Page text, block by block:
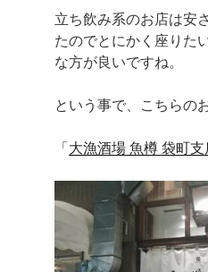
立ち飲み系のお店は安
たのでとにかく座りた
な方が良いですね。
という事で、こちらの
「 大漁酒場 魚樽 袋町支